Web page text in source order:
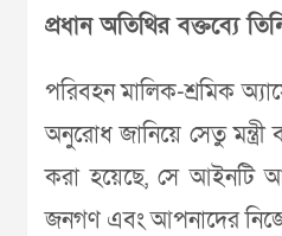
প্রধান অতিথির বক্তব্যে
পরিবহন মালিক-শ্রমিক
অনুরোধ জানিয়ে সেতু
করা হয়েছে, সে আইনটি
জনগণ এবং আপনাদের